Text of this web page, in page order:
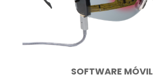
SOFTWARE MÓVIL